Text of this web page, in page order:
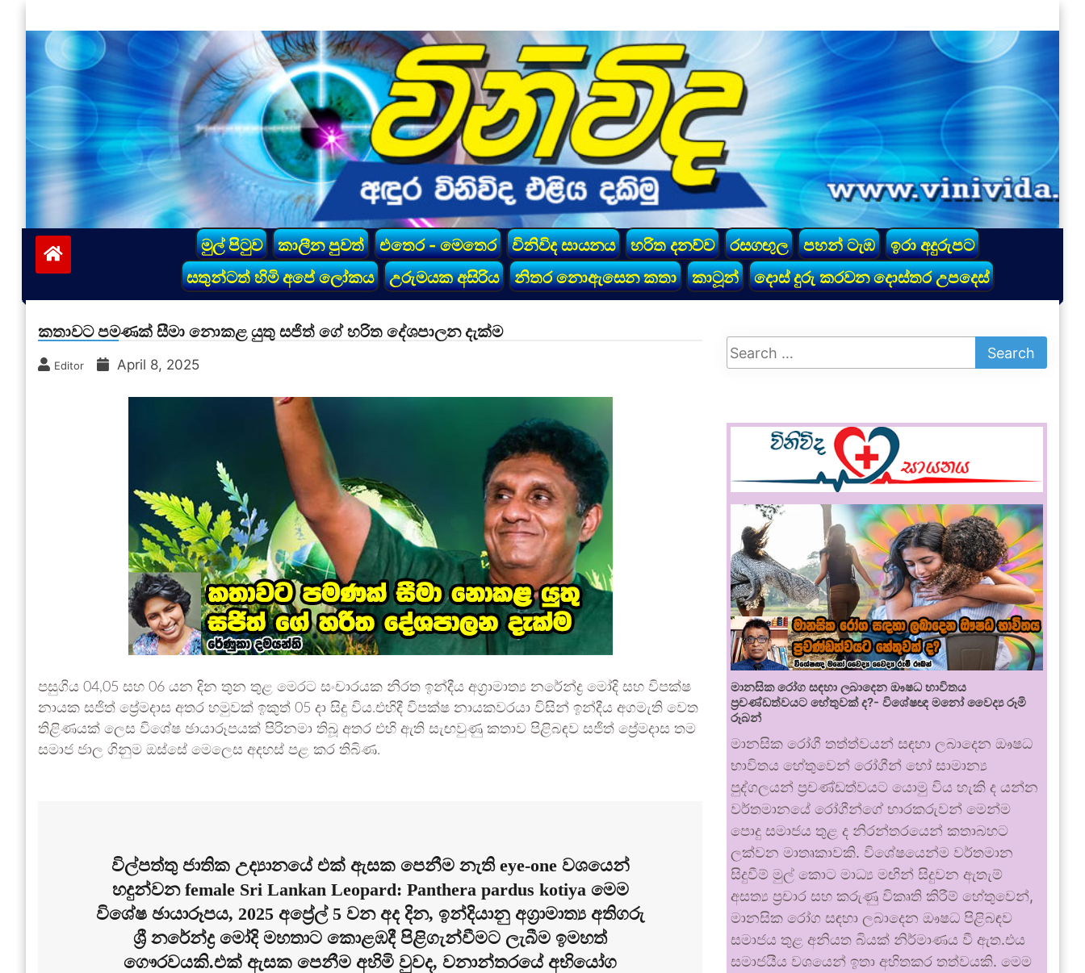
to
content
vinivida.lk
මුල් පිටුව කාලීන පුවත් එතෙර - මෙතෙර විනිවිද සායනය හරිත දනව්ව රසගඟුල පහන් ටැඹ
ඉරා අදුරුපට
සතුන්ටත් හිමි අපේ ලෝකය
උරුමයක අසිරිය නිතර නොඇසෙන කතා කාටූන් දොස් දුරු කරවන දොස්තර උපදෙස්
කතාවට පමණක් සීමා නොකළ යුතු සජිත් ගේ හරිත දේශපාලන දැක්ම
Editor April 8, 2025
පසුගිය 04,05 සහ 06 යන දින තුන තුළ මෙරට සංචාරයක නිරත ඉන්දීය අග්‍රාමාත්‍ය නරේන්ද්‍ර මෝදි සහ විපක්ෂ
නායක සජිත් ප්‍රේමදාස අතර හමුවක් ඉකුත් 05 දා සිදු විය.එහිදී විපක්ෂ නායකවරයා විසින් ඉන්දීය අගමැති වෙත
තිළිණයක් ලෙස විශේෂ ඡායාරූපයක් පිරිනමා තිබූ අතර එහි ඇති සැඟවුණු කතාව පිළිබඳව සජිත් ප්‍රේමදාස තම
සමාජ ජාල ගිනුම ඔස්සේ මෙලෙස අදහස් පළ කර තිබිණ.
විල්පත්තු ජාතික උද්‍යානයේ එක් ඇසක පෙනීම නැති eye-one වශයෙන්
හදුන්වන female Sri Lankan Leopard: Panthera pardus kotiya මෙම
විශේෂ ඡායාරූපය, 2025 අප්‍රේල් 5 වන අද දින, ඉන්දියානු අග්‍රාමාත්‍ය අතිගරු
ශ්‍රී නරේන්ද්‍ර මෝදි මහතාට කොළඹදී පිළිගැන්වීමට ලැබීම ඉමහත්
ගෞරවයකි.එක් ඇසක පෙනීම අහිමි වුවද, වනාන්තරයේ අභියෝග
මානසික රෝග සඳහා ලබාදෙන ඖෂධ භාවිතය
ප්‍රචණ්ඩත්වයට හේතුවක් ද?- විශේෂඥ මනෝ වෛද්‍ය රූමි
රූබන්
මානසික රෝගී තත්ත්වයන් සඳහා ලබාදෙන ඖෂධ
භාවිතය හේතුවෙන් රෝගීන් හෝ සාමාන්‍ය
පුද්ගලයන් ප්‍රචණ්ඩත්වයට යොමු විය හැකි ද යන්න
වර්තමානයේ රෝගීන්ගේ භාරකරුවන් මෙන්ම
පොදු සමාජය තුළ ද නිරන්තරයෙන් කතාබහට
ලක්වන මාතෘකාවකි. විශේෂයෙන්ම වර්තමාන
සිදුවීම් මුල් කොට මාධ්‍ය මඟින් සිදුවන ඇතැම්
අසත්‍ය ප්‍රචාර සහ කරුණු විකෘති කිරීම් හේතුවෙන්,
මානසික රෝග සඳහා ලබාදෙන ඖෂධ පිළිබඳව
සමාජය තුළ අනියත බියක් නිර්මාණය වී ඇත.එය
සමාජයීය වශයෙන් ඉතා අහිතකර තත්වයකි. මෙම